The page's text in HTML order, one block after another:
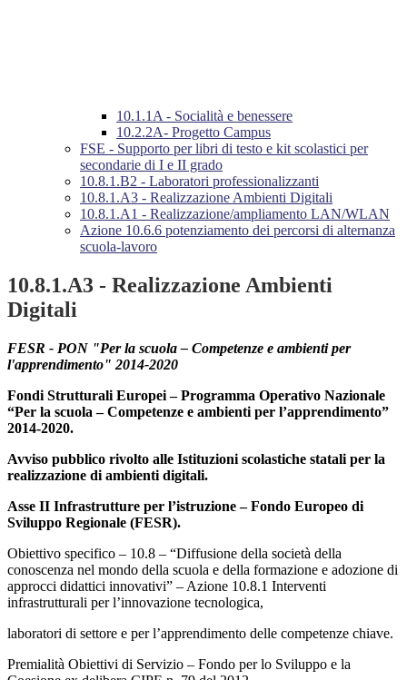
10.1.1A - Socialità e benessere
10.2.2A- Progetto Campus
FSE - Supporto per libri di testo e kit scolastici per
secondarie di I e II grado
10.8.1.B2 - Laboratori professionalizzanti
10.8.1.A3 - Realizzazione Ambienti Digitali
10.8.1.A1 - Realizzazione/ampliamento LAN/WLAN
Azione 10.6.6 potenziamento dei percorsi di alternanza
scuola-lavoro
10.8.1.A3 - Realizzazione Ambienti
Digitali
FESR - PON "Per la scuola – Competenze e ambienti per
l'apprendimento" 2014-2020
Fondi Strutturali Europei – Programma Operativo Nazionale
“Per la scuola – Competenze e ambienti per l’apprendimento”
2014-2020.
Avviso pubblico rivolto alle Istituzioni scolastiche statali per la
realizzazione di ambienti digitali.
Asse II Infrastrutture per l’istruzione – Fondo Europeo di
Sviluppo Regionale (FESR).
Obiettivo specifico – 10.8 – “Diffusione della società della
conoscenza nel mondo della scuola e della formazione e adozione di
approcci didattici innovativi” – Azione 10.8.1 Interventi
infrastrutturali per l’innovazione tecnologica,
laboratori di settore e per l’apprendimento delle competenze chiave.
Premialità Obiettivi di Servizio – Fondo per lo Sviluppo e la